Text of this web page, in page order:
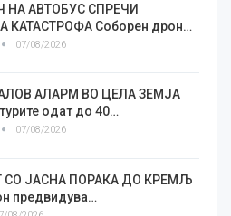
НА АВТОБУС СПРЕЧИ
КАТАСТРОФА Соборен дрон…
07/08/2026
АЛАРМ ВО ЦЕЛА ЗЕМЈА
одат до 40…
07/08/2026
СО ЈАСНА ПОРАКА ДО КРЕМЉ
предвидува…